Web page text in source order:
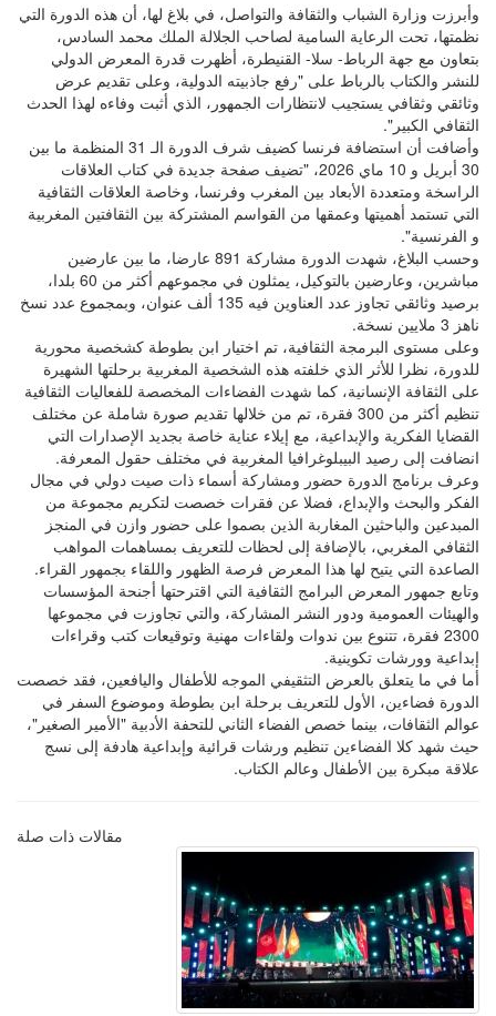
وأبرزت وزارة الشباب والثقافة والتواصل، في بلاغ لها، أن هذه الدورة التي
نظمتها، تحت الرعاية السامية لصاحب الجلالة الملك محمد السادس،
بتعاون مع جهة الرباط- سلا- القنيطرة، أظهرت قدرة المعرض الدولي
للنشر والكتاب بالرباط على "رفع جاذبيته الدولية، وعلى تقديم عرض
وثائقي وثقافي يستجيب لانتظارات الجمهور، الذي أثبت وفاءه لهذا الحدث
الثقافي الكبير".
وأضافت أن استضافة فرنسا كضيف شرف الدورة الـ 31 المنظمة ما بين
30 أبريل و 10 ماي 2026، "تضيف صفحة جديدة في كتاب العلاقات
الراسخة ومتعددة الأبعاد بين المغرب وفرنسا، وخاصة العلاقات الثقافية
التي تستمد أهميتها وعمقها من القواسم المشتركة بين الثقافتين المغربية
و الفرنسية".
وحسب البلاغ، شهدت الدورة مشاركة 891 عارضا، ما بين عارضين
مباشرين، وعارضين بالتوكيل، يمثلون في مجموعهم أكثر من 60 بلدا،
برصيد وثائقي تجاوز عدد العناوين فيه 135 ألف عنوان، وبمجموع عدد نسخ
ناهز 3 ملايين نسخة.
وعلى مستوى البرمجة الثقافية، تم اختيار ابن بطوطة كشخصية محورية
للدورة، نظرا للأثر الذي خلفته هذه الشخصية المغربية برحلتها الشهيرة
على الثقافة الإنسانية، كما شهدت الفضاءات المخصصة للفعاليات الثقافية
تنظيم أكثر من 300 فقرة، تم من خلالها تقديم صورة شاملة عن مختلف
القضايا الفكرية والإبداعية، مع إيلاء عناية خاصة بجديد الإصدارات التي
انضافت إلى رصيد البيبلوغرافيا المغربية في مختلف حقول المعرفة.
وعرف برنامج الدورة حضور ومشاركة أسماء ذات صيت دولي في مجال
الفكر والبحث والإبداع، فضلا عن فقرات خصصت لتكريم مجموعة من
المبدعين والباحثين المغاربة الذين بصموا على حضور وازن في المنجز
الثقافي المغربي، بالإضافة إلى لحظات للتعريف بمساهمات المواهب
الصاعدة التي يتيح لها هذا المعرض فرصة الظهور واللقاء بجمهور القراء.
وتابع جمهور المعرض البرامج الثقافية التي اقترحتها أجنحة المؤسسات
والهيئات العمومية ودور النشر المشاركة، والتي تجاوزت في مجموعها
2300 فقرة، تتنوع بين ندوات ولقاءات مهنية وتوقيعات كتب وقراءات
إبداعية وورشات تكوينية.
أما في ما يتعلق بالعرض التثقيفي الموجه للأطفال واليافعين، فقد خصصت
الدورة فضاءين، الأول للتعريف برحلة ابن بطوطة وموضوع السفر في
عوالم الثقافات، بينما خصص الفضاء الثاني للتحفة الأدبية "الأمير الصغير"،
حيث شهد كلا الفضاءين تنظيم ورشات قرائية وإبداعية هادفة إلى نسج
علاقة مبكرة بين الأطفال وعالم الكتاب.
مقالات ذات صلة